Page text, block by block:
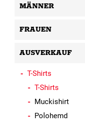
MÄNNER
FRAUEN
AUSVERKAUF
T-Shirts
T-Shirts
Muckishirt
Polohemd